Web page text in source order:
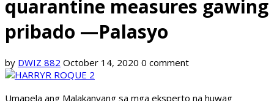
quarantine measures gawing
pribado —Palasyo
by DWIZ 882 October 14, 2020 0 comment
Umapela ang Malakanyang sa mga eksperto na huwag